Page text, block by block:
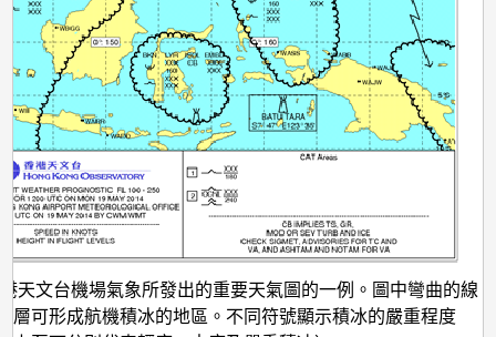
天文台機場氣象所發出的重要天氣圖的一例。圖中彎曲的線
層可形成航機積冰的地區。不同符號顯示積冰的嚴重程度